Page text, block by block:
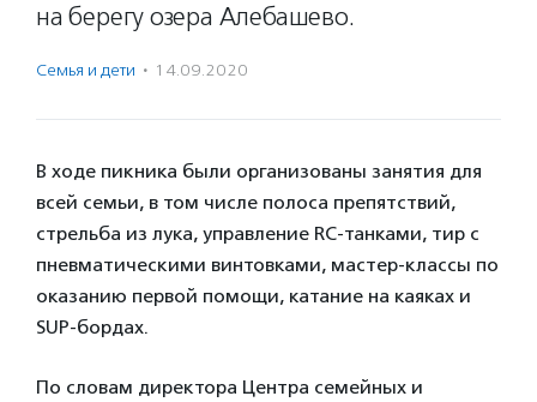
на берегу озера Алебашево.
Семья и дети · 14.09.2020
В ходе пикника были организованы занятия для
всей семьи, в том числе полоса препятствий,
стрельба из лука, управление RC-танками, тир с
пневматическими винтовками, мастер-классы по
оказанию первой помощи, катание на каяках и
SUP-бордах.
По словам директора Центра семейных и